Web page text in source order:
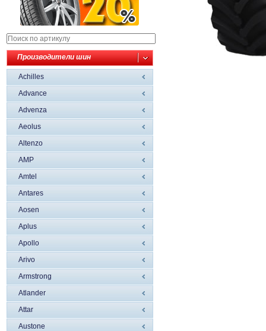
Производители шин
Achilles
Advance
Advenza
Aeolus
Altenzo
AMP
Amtel
Antares
Aosen
Aplus
Apollo
Arivo
Armstrong
Atlander
Attar
Austone